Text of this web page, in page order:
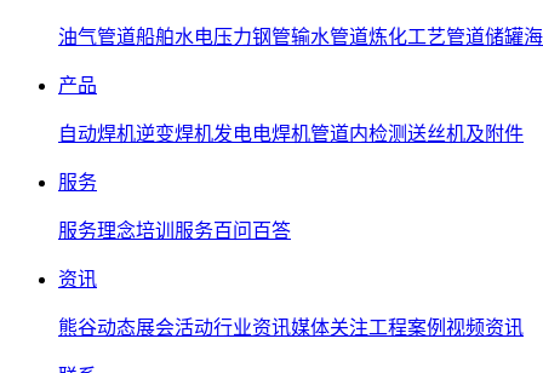
油气管道船舶水电压力钢管输水管道炼化工艺管道储罐
产品
自动焊机逆变焊机发电电焊机管道内检测送丝机及附件
服务
服务理念培训服务百问百答
资讯
熊谷动态展会活动行业资讯媒体关注工程案例 视频资讯